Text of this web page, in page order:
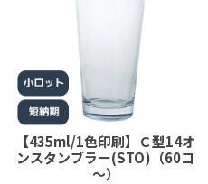
【435ml/1色印刷】Ｃ型14オ
ンスタンブラー(STO)（60コ
～）